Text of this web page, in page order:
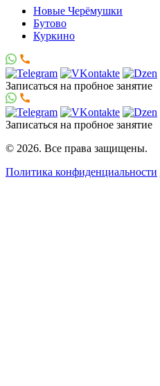
Новые Черёмушки
Бутово
Куркино
Записаться на пробное занятие
Записаться на пробное занятие
© 2026. Все права защищены.
Политика конфиденциальности